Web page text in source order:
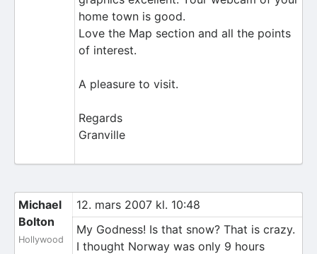
home town is good.
Love the Map section and all the points
of interest.
A pleasure to visit.
Regards
Granville
Michael
Bolton
Hollywood
12. mars 2007 kl. 10:48
My Godness! Is that snow? That is crazy.
I thought Norway was only 9 hours